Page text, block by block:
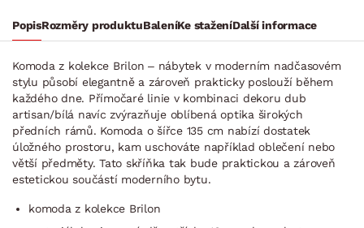
PopisRozměry produktuBaleníKe staženíDalší informace
Komoda z kolekce Brilon – nábytek v moderním nadčasovém
stylu působí elegantně a zároveň prakticky poslouží během
každého dne. Přímočaré linie v kombinaci dekoru dub
artisan/bílá navíc zvýrazňuje oblíbená optika širokých
předních rámů. Komoda o šířce 135 cm nabízí dostatek
úložného prostoru, kam uschováte například oblečení nebo
větší předměty. Tato skříňka tak bude praktickou a zároveň
estetickou součástí moderního bytu.
komoda z kolekce Brilon